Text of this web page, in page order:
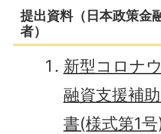
提出資料（日本政策金
者）
新型コロナ
融資支援補
書(様式第1